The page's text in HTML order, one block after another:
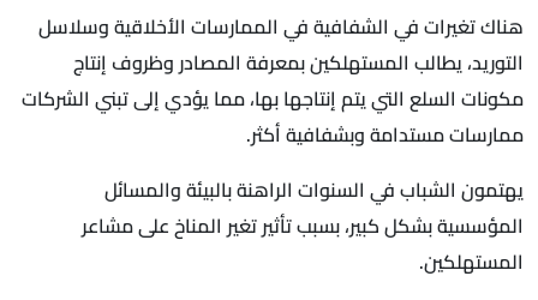
هناك تغيرات في الشفافية في الممارسات الأخلاقية وسلاسل
التوريد، يطالب المستهلكين بمعرفة المصادر وظروف إنتاج
مكونات السلع التي يتم إنتاجها بها، مما يؤدي إلى تبني الشركات
ممارسات مستدامة وبشفافية أكثر.
يهتمون الشباب في السنوات الراهنة بالبيئة والمسائل
المؤسسية بشكل كبير، بسبب تأثير تغير المناخ على مشاعر
المستهلكين.